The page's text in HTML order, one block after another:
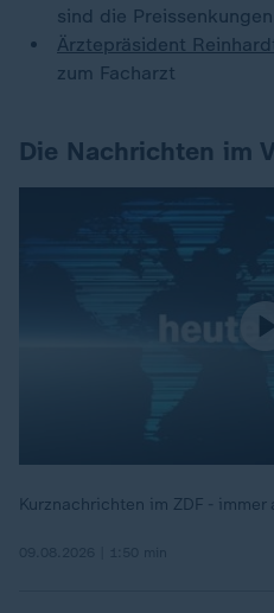
sind die
Ärztepräsident
zum Facharzt
Die Nachrichten im
Kurznachrichten im ZDF -